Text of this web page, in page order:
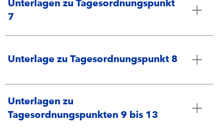
Unterlagen zu Tagesordnungspunkt
7
Unterlage zu Tagesordnungspunkt 8
Unterlagen zu
Tagesordnungspunkten 9 bis 13